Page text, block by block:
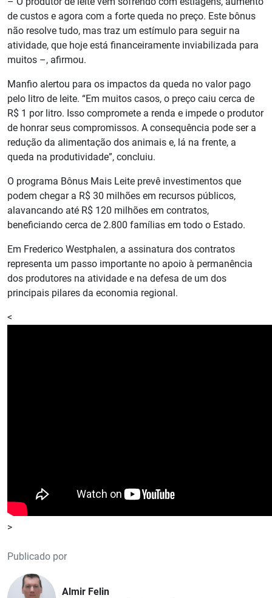
de custos e agora com a forte queda no preço. Este bônus
não resolve tudo, mas traz um estímulo para seguir na
atividade, que hoje está financeiramente inviabilizada para
muitos –, afirmou.
Manfio alertou para os impactos da queda no valor pago
pelo litro de leite. “Em muitos casos, o preço caiu cerca de
R$ 1 por litro. Isso compromete a renda e impede o produtor
de honrar seus compromissos. A consequência pode ser a
redução da alimentação dos animais e, lá na frente, a
queda na produtividade”, concluiu.
O programa Bônus Mais Leite prevê investimentos que
podem chegar a R$ 30 milhões em recursos públicos,
alavancando até R$ 120 milhões em contratos,
beneficiando cerca de 2.800 famílias em todo o Estado.
Em Frederico Westphalen, a assinatura dos contratos
representa um passo importante no apoio à permanência
dos produtores na atividade e na defesa de um dos
principais pilares da economia regional.
<
>
Publicado por
Almir Felin